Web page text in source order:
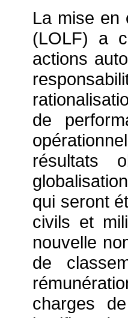
La mise en
(LOLF) a
actions
de
résultats
qui seront
civils et
nouvelle
de
charges